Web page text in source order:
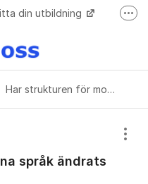
din utbildning
formulär när ej elev
Har strukturen för moderna språk ändrats till följd av Gy25?
språk ändrats